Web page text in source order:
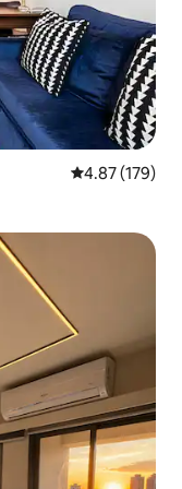
औसत रेटिंग 5 में से
4.87 (179)